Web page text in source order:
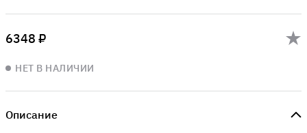
6348 ₽
НЕТ В НАЛИЧИИ
Описание